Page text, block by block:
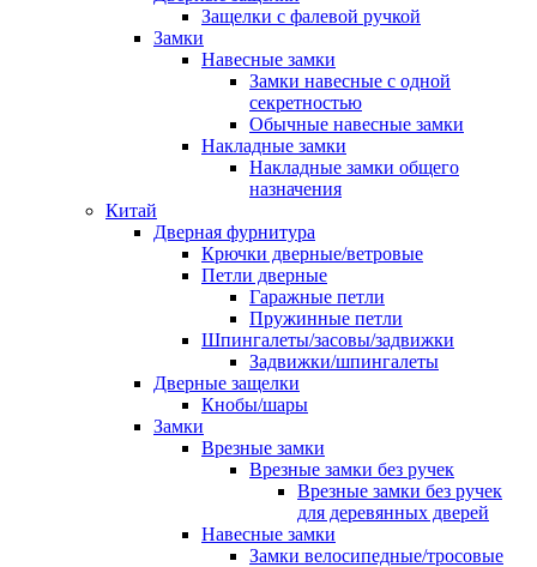
Защелки с фалевой ручкой
Замки
Навесные замки
Замки навесные с одной
секретностью
Обычные навесные замки
Накладные замки
Накладные замки общего
назначения
Китай
Дверная фурнитура
Крючки дверные/ветровые
Петли дверные
Гаражные петли
Пружинные петли
Шпингалеты/засовы/задвижки
Задвижки/шпингалеты
Дверные защелки
Кнобы/шары
Замки
Врезные замки
Врезные замки без ручек
Врезные замки без ручек
для деревянных дверей
Навесные замки
Замки велосипедные/тросовые